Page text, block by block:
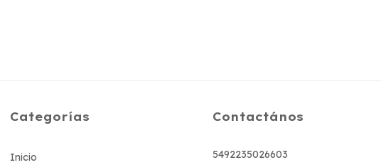
Categorías
Inicio
Contactános
5492235026603